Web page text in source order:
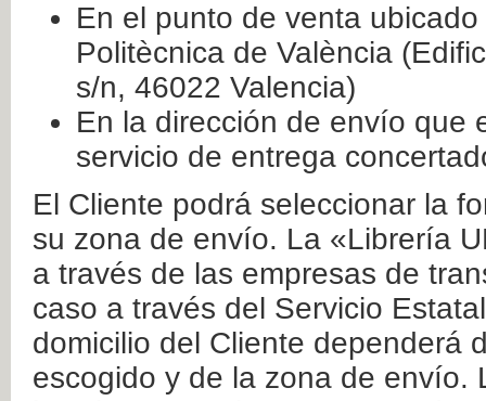
En el punto de venta
Politècnica de València
s/n, 46022 Valencia)
En la dirección de envío que
servicio de entrega
El Cliente podrá seleccionar la
su zona de envío. La «Librería
a través de las empresas de
caso a través del Servicio
domicilio del Cliente dependerá
escogido y de la zona de envío.